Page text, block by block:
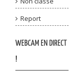
Report
WEBCAM EN DIRECT
!